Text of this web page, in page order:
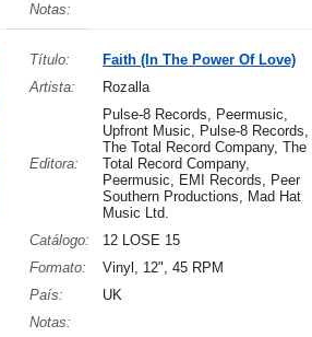
Notas:
Título: Faith (In The Power Of Love)
Artista:
Rozalla
Editora:
Pulse-8 Records, Peermusic,
Upfront Music, Pulse-8 Records,
The Total Record Company, The
Total Record Company,
Peermusic, EMI Records, Peer
Southern Productions, Mad Hat
Music Ltd.
Catálogo: 12 LOSE 15
Formato:
Vinyl, 12", 45 RPM
País:
UK
Notas: